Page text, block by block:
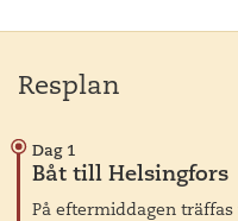
Resplan
Dag 1
Båt till Helsingfors
På eftermiddagen